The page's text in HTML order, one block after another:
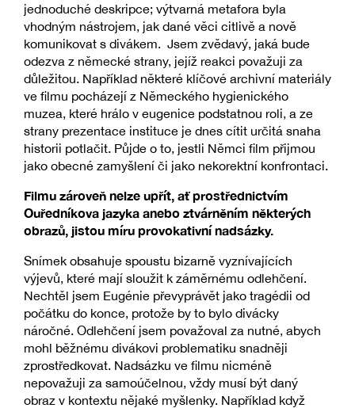
jednoduché deskripce; výtvarná metafora byla
vhodným nástrojem, jak dané věci citlivě a nově
komunikovat s divákem. Jsem zvědavý, jaká bude
odezva z německé strany, jejíž reakci považuji za
důležitou. Například některé klíčové archivní materiály
ve filmu pocházejí z Německého hygienického
muzea, které hrálo v eugenice podstatnou roli, a ze
strany prezentace instituce je dnes cítit určitá snaha
historii potlačit. Půjde o to, jestli Němci film přijmou
jako obecné zamyšlení či jako nekorektní konfrontaci.
Filmu zároveň nelze upřít, ať prostřednictvím
Ouředníkova jazyka anebo ztvárněním některých
obrazů, jistou míru provokativní nadsázky.
Snímek obsahuje spoustu bizarně vyznívajících
výjevů, které mají sloužit k záměrnému odlehčení.
Nechtěl jsem Eugénie převyprávět jako tragédii od
počátku do konce, protože by to bylo divácky
náročné. Odlehčení jsem považoval za nutné, abych
mohl běžnému divákovi problematiku snadněji
zprostředkovat. Nadsázku ve filmu nicméně
nepovažuji za samoúčelnou, vždy musí být daný
obraz v kontextu nějaké myšlenky. Například když